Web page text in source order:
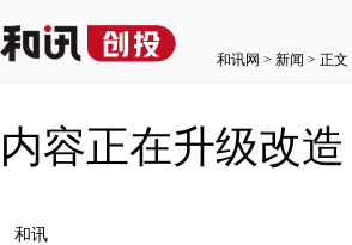
和讯网 > 新闻 > 正文
内容正在升级改
和讯